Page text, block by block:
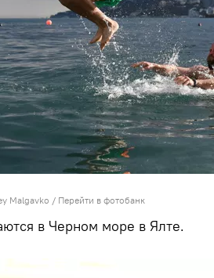
Malgavko / Перейти в фотобанк
в Черном море в Ялте.